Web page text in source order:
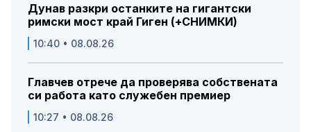
Дунав разкри останките на гигантски
римски мост край Гиген (+СНИМКИ)
10:40 • 08.08.26
Главчев отрече да проверява собствената
си работа като служебен премиер
10:27 • 08.08.26